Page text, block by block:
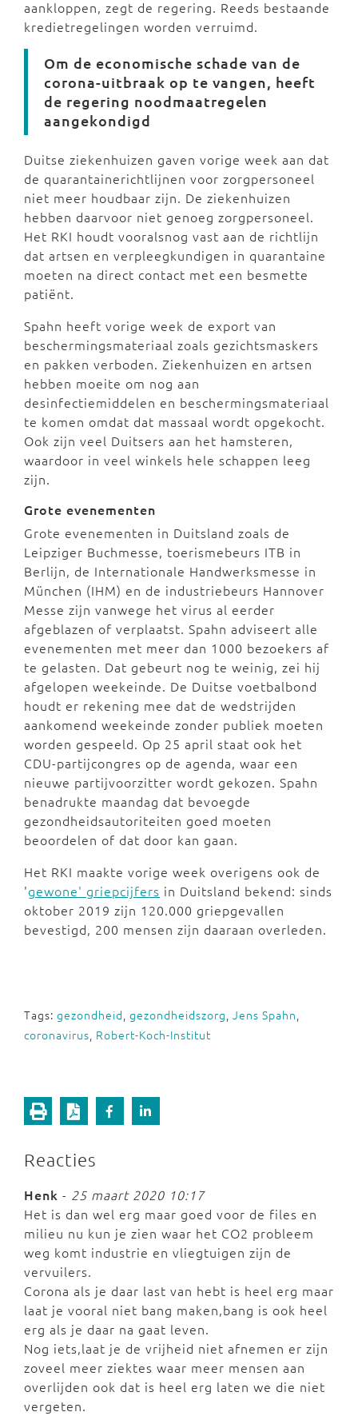
aankloppen, zegt de regering. Reeds bestaande
kredietregelingen worden verruimd.
Om de economische schade van de
corona-uitbraak op te vangen, heeft
de regering noodmaatregelen
aangekondigd
Duitse ziekenhuizen gaven vorige week aan dat
de quarantainerichtlijnen voor zorgpersoneel
niet meer houdbaar zijn. De ziekenhuizen
hebben daarvoor niet genoeg zorgpersoneel.
Het RKI houdt vooralsnog vast aan de richtlijn
dat artsen en verpleegkundigen in quarantaine
moeten na direct contact met een besmette
patiënt.
Spahn heeft vorige week de export van
beschermingsmateriaal zoals gezichtsmaskers
en pakken verboden. Ziekenhuizen en artsen
hebben moeite om nog aan
desinfectiemiddelen en beschermingsmateriaal
te komen omdat dat massaal wordt opgekocht.
Ook zijn veel Duitsers aan het hamsteren,
waardoor in veel winkels hele schappen leeg
zijn.
Grote evenementen
Grote evenementen in Duitsland zoals de
Leipziger Buchmesse, toerismebeurs ITB in
Berlijn, de Internationale Handwerksmesse in
München (IHM) en de industriebeurs Hannover
Messe zijn vanwege het virus al eerder
afgeblazen of verplaatst. Spahn adviseert alle
evenementen met meer dan 1000 bezoekers af
te gelasten. Dat gebeurt nog te weinig, zei hij
afgelopen weekeinde. De Duitse voetbalbond
houdt er rekening mee dat de wedstrijden
aankomend weekeinde zonder publiek moeten
worden gespeeld. Op 25 april staat ook het
CDU-partijcongres op de agenda, waar een
nieuwe partijvoorzitter wordt gekozen. Spahn
benadrukte maandag dat bevoegde
gezondheidsautoriteiten goed moeten
beoordelen of dat door kan gaan.
Het RKI maakte vorige week overigens ook de
'gewone' griepcijfers in Duitsland bekend: sinds
oktober 2019 zijn 120.000 griepgevallen
bevestigd, 200 mensen zijn daaraan overleden.
Tags: gezondheid, gezondheidszorg, Jens Spahn,
coronavirus, Robert-Koch-Institut
Reacties
Henk - 25 maart 2020 10:17
Het is dan wel erg maar goed voor de files en
milieu nu kun je zien waar het CO2 probleem
weg komt industrie en vliegtuigen zijn de
vervuilers.
Corona als je daar last van hebt is heel erg maar
laat je vooral niet bang maken,bang is ook heel
erg als je daar na gaat leven.
Nog iets,laat je de vrijheid niet afnemen er zijn
zoveel meer ziektes waar meer mensen aan
overlijden ook dat is heel erg laten we die niet
vergeten.